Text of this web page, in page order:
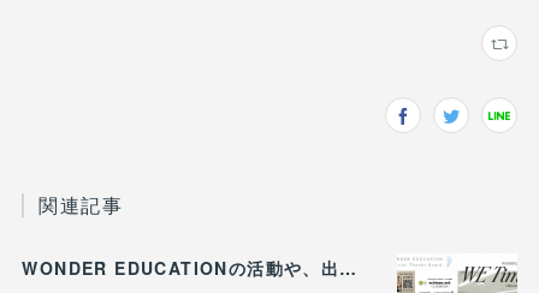
関連記事
WONDER EDUCATIONの活動や、出張講座・講演のご案内をまとめた 『WE Times #26』を公開しました！